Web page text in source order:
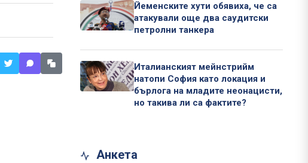
Йеменските хути обявиха, че са
атакували още два саудитски
петролни танкера
Италианският мейнстрийм
натопи София като локация и
бърлога на младите неонацисти,
но такива ли са фактите?
Анкета